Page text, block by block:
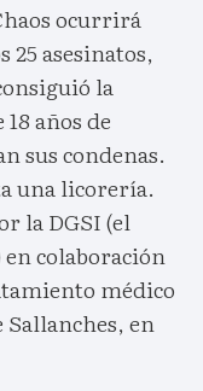
ocurrirá
25 asesinatos,
la
años de
sus condenas.
una licorería.
la DGSI (el
colaboración
médico
Sallanches, en